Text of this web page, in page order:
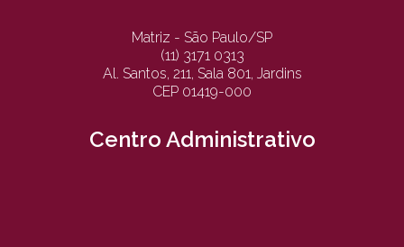
Matriz - São Paulo/SP
(11) 3171 0313
Al. Santos, 211, Sala 801, Jardins
CEP 01419-000
Centro Administrativo